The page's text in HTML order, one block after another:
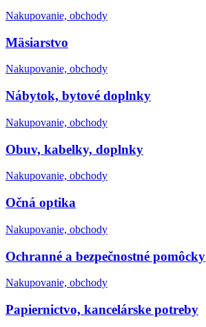
Nakupovanie, obchody
Mäsiarstvo
Nakupovanie, obchody
Nábytok, bytové doplnky
Nakupovanie, obchody
Obuv, kabelky, doplnky
Nakupovanie, obchody
Očná optika
Nakupovanie, obchody
Ochranné a bezpečnostné pomôcky
Nakupovanie, obchody
Papiernictvo, kancelárske potreby